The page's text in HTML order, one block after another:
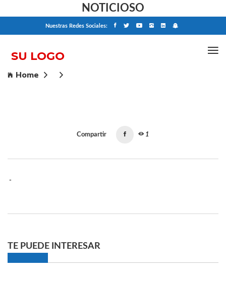
NOTICIOSO
Nuestras Redes Sociales:
Home
Compartir 1
-
TE PUEDE INTERESAR